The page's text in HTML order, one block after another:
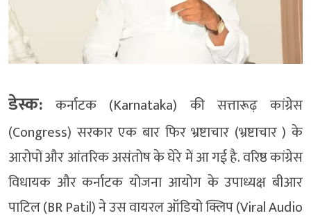
डेस्क: कर्नाटक (Karnataka) की सत्तारूढ़ कांग्रेस
(Congress) सरकार एक बार फिर भ्रष्टाचार (भ्रष्टाचार ) के
आरोपों और आंतरिक असंतोष के घेरे में आ गई है. वरिष्ठ कांग्रेस
विधायक और कर्नाटक योजना आयोग के उपाध्यक्ष बीआर
पाटिल (BR Patil) ने उस वायरल ऑडियो क्लिप (Viral Audio